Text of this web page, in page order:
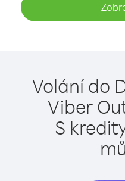
Volání do
Viber
S